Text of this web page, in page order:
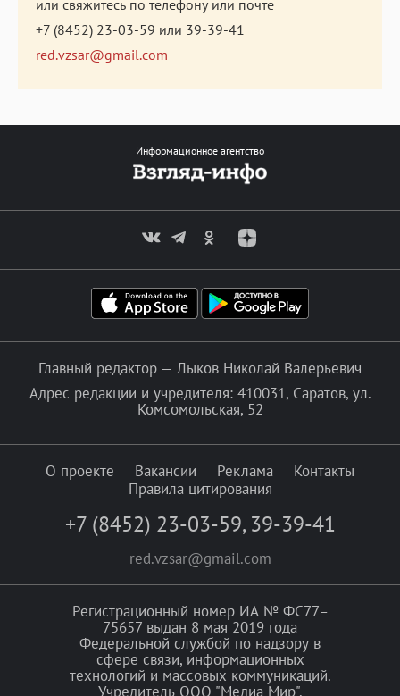
или свяжитесь по телефону или почте
+7 (8452) 23-03-59 или 39-39-41
red.vzsar@gmail.com
Информационное агентство
Главный редактор — Лыков Николай Валерьевич
Адрес редакции и учредителя: 410031, Саратов, ул.
Комсомольская, 52
О проекте Вакансии Реклама
Контакты
Правила цитирования
+7 (8452) 23-03-59, 39-39-41
red.vzsar@gmail.com
Регистрационный номер ИА № ФС77–
75657 выдан 8 мая 2019 года
Федеральной службой по надзору в
сфере связи, информационных
технологий и массовых коммуникаций.
Учредитель ООО "Медиа Мир".